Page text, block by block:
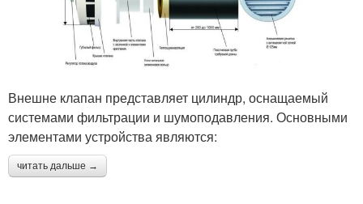
Внешне клапан представляет цилиндр, оснащаемый
системами фильтрации и шумоподавления. Основными
элементами устройства являются:
читать дальше →